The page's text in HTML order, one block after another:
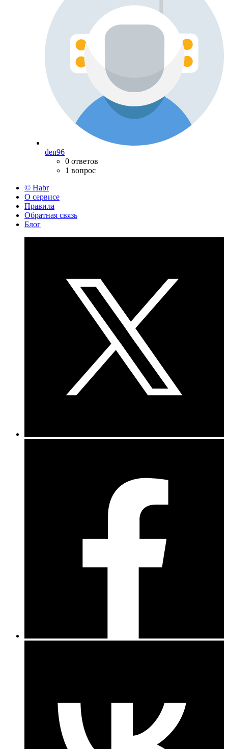
den96
0 ответов
1 вопрос
© Habr
О сервисе
Правила
Обратная связь
Блог